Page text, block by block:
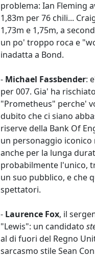
problema: Ian Fleming
1,83m per 76 chili...
1,73m e 1,75m, a
un po' troppo roca e
inadatta a Bond.
- Michael Fassbender:
per 007. Gia' ha
"Prometheus" perche'
dubito che ci siano
riserve della Bank Of
un personaggio iconico
anche per la lunga
probabilmente l'unico,
un suo pubblico, e che
spettatori.
- Laurence Fox, il
"Lewis": un candidato
al di fuori del Regno
sarcasmo stile Sean